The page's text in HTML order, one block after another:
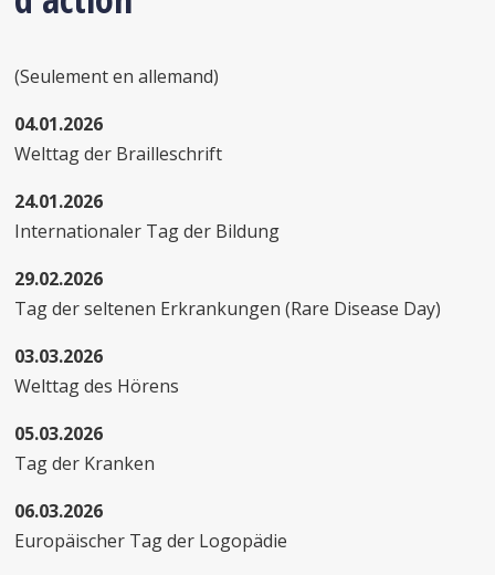
(Seulement en allemand)
04.01.2026
Welttag der Brailleschrift
24.01.2026
Internationaler Tag der Bildung
29.02.2026
Tag der seltenen Erkrankungen (Rare Disease Day)
03.03.2026
Welttag des Hörens
05.03.2026
Tag der Kranken
06.03.2026
Europäischer Tag der Logopädie